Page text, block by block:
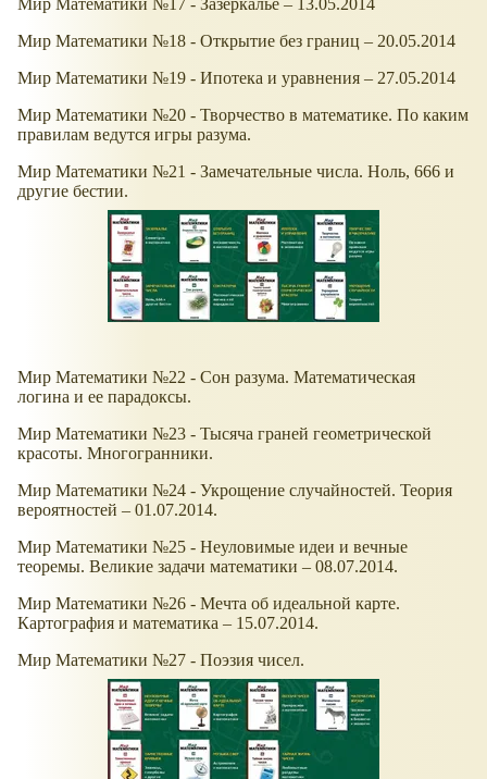
Мир Математики №18 - Открытие без границ – 20.05.2014
Мир Математики №19 - Ипотека и уравнения – 27.05.2014
Мир Математики №20 - Творчество в математике. По каким
правилам ведутся игры разума.
Мир Математики №21 - Замечательные числа. Ноль, 666 и
другие бестии.
Мир Математики №22 - Сон разума. Математическая
логина и ее парадоксы.
Мир Математики №23 - Тысяча граней геометрической
красоты. Многогранники.
Мир Математики №24 - Укрощение случайностей. Теория
вероятностей – 01.07.2014.
Мир Математики №25 - Неуловимые идеи и вечные
теоремы. Великие задачи математики – 08.07.2014.
Мир Математики №26 - Мечта об идеальной карте.
Картография и математика – 15.07.2014.
Мир Математики №27 - Поэзия чисел.